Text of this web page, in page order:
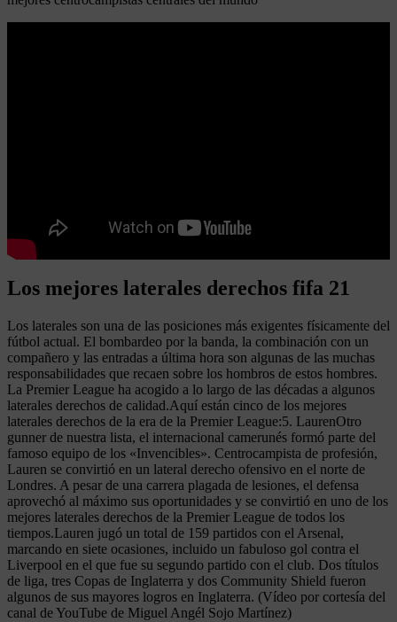
Los mejores laterales derechos fifa 21
Los laterales son una de las posiciones más exigentes físicamente del
fútbol actual. El bombardeo por la banda, la combinación con un
compañero y las entradas a última hora son algunas de las muchas
responsabilidades que recaen sobre los hombros de estos hombres.
La Premier League ha acogido a lo largo de las décadas a algunos
laterales derechos de calidad.Aquí están cinco de los mejores
laterales derechos de la era de la Premier League:5. LaurenOtro
gunner de nuestra lista, el internacional camerunés formó parte del
famoso equipo de los «Invencibles». Centrocampista de profesión,
Lauren se convirtió en un lateral derecho ofensivo en el norte de
Londres. A pesar de una carrera plagada de lesiones, el defensa
aprovechó al máximo sus oportunidades y se convirtió en uno de los
mejores laterales derechos de la Premier League de todos los
tiempos.Lauren jugó un total de 159 partidos con el Arsenal,
marcando en siete ocasiones, incluido un fabuloso gol contra el
Liverpool en el que fue su segundo partido con el club. Dos títulos
de liga, tres Copas de Inglaterra y dos Community Shield fueron
algunos de sus mayores logros en Inglaterra. (Vídeo por cortesía del
canal de YouTube de Miguel Angél Sojo Martínez)